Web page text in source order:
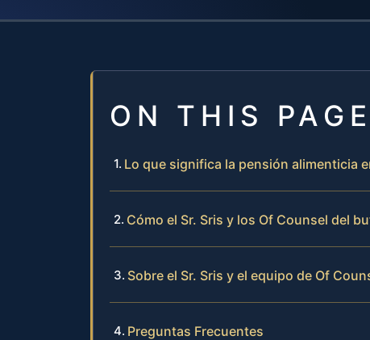
ON THIS PAGE
Lo que significa la pensión alimenticia
Cómo el Sr. Sris y los Of Counsel del
Sobre el Sr. Sris y el equipo de Of
Preguntas Frecuentes